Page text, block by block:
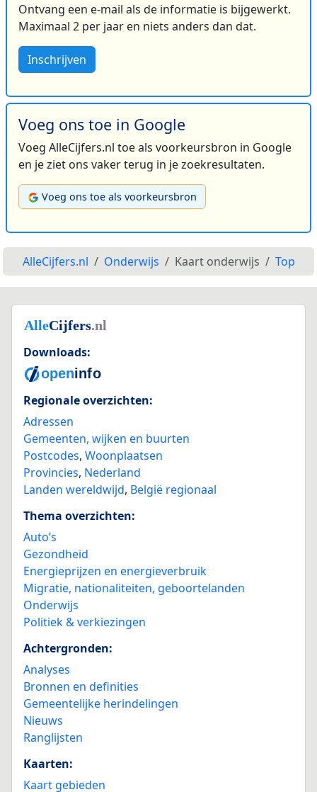
Ontvang een e-mail als de informatie is bijgewerkt.
Maximaal 2 per jaar en niets anders dan dat.
Inschrijven
Voeg ons toe in Google
Voeg AlleCijfers.nl toe als voorkeursbron in Google
en je ziet ons vaker terug in je zoekresultaten.
Voeg ons toe als voorkeursbron
AlleCijfers.nl Onderwijs Kaart onderwijs Top
Downloads:
Regionale overzichten:
Adressen
Gemeenten, wijken en buurten
Postcodes, Woonplaatsen
Provincies, Nederland
Landen wereldwijd, België regionaal
Thema overzichten:
Auto’s
Gezondheid
Energieprijzen en energieverbruik
Migratie, nationaliteiten, geboortelanden
Onderwijs
Politiek & verkiezingen
Achtergronden:
Analyses
Bronnen en definities
Gemeentelijke herindelingen
Nieuws
Ranglijsten
Kaarten:
Kaart gebieden